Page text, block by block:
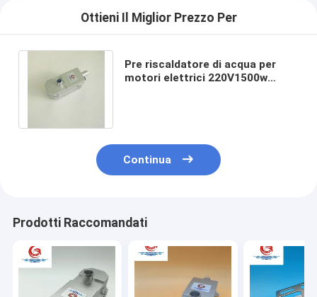
Caricabatterie di stoccaggio
Cavo di riscaldamento del motore
Collegamenti per il riscaldamento del motore
Ottieni Il Miglior Prezzo Per
Pre riscaldatore di acqua per
motori elettrici 220V1500w
Continua
Prodotti Raccomandati